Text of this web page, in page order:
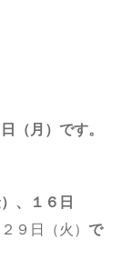
（月）です。
、１６日
９日（火） で